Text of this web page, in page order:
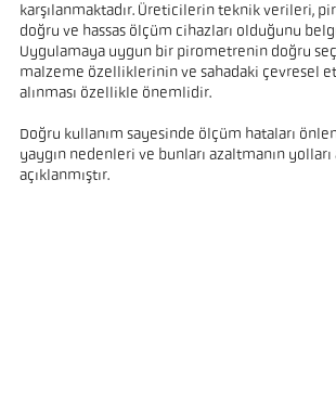
karşılanmaktadır. Üreticilerin teknik verileri,
doğru ve hassas ölçüm cihazları olduğunu
Uygulamaya uygun bir pirometrenin doğru
malzeme özelliklerinin ve sahadaki çevresel
alınması özellikle önemlidir.
Doğru kullanım sayesinde ölçüm hataları
yaygın nedenleri ve bunları azaltmanın yolları
açıklanmıştır.